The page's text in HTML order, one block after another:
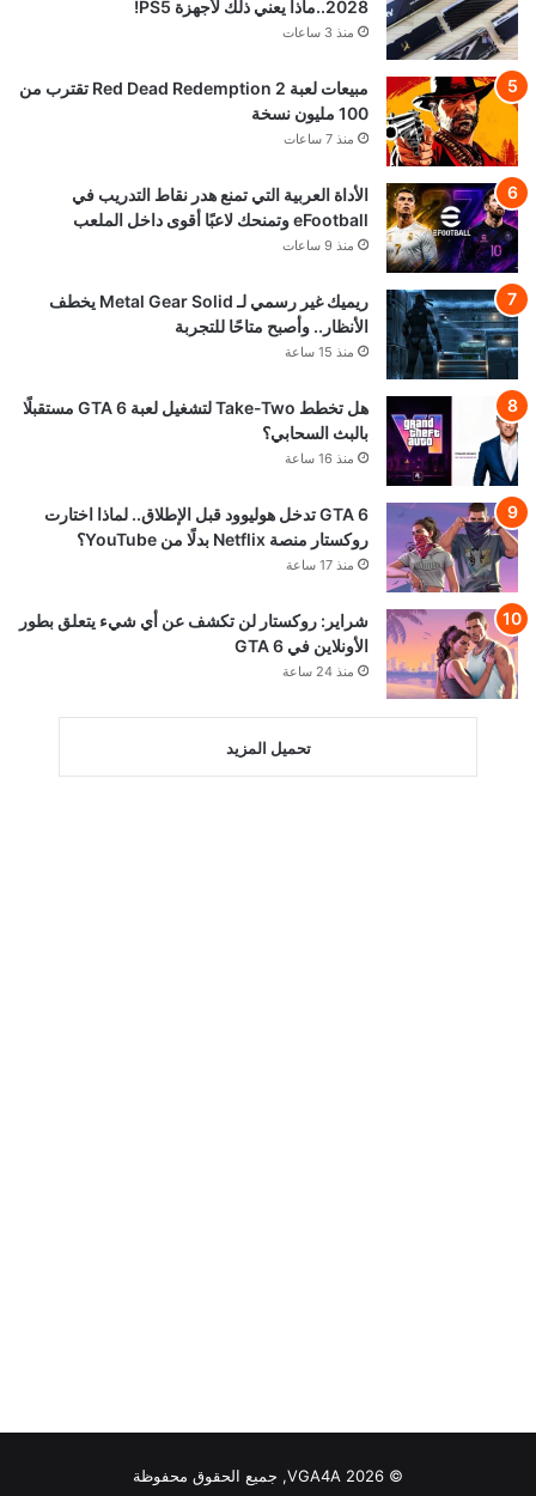
2028..ماذا يعني ذلك لأجهزة PS5!
منذ 3 ساعات
مبيعات لعبة Red Dead Redemption 2 تقترب من
100 مليون نسخة
منذ 7 ساعات
الأداة العربية التي تمنع هدر نقاط التدريب في
eFootball وتمنحك لاعبًا أقوى داخل الملعب
منذ 9 ساعات
ريميك غير رسمي لـ Metal Gear Solid يخطف
الأنظار.. وأصبح متاحًا للتجربة
منذ 15 ساعة
هل تخطط Take-Two لتشغيل لعبة GTA 6 مستقبلًا
بالبث السحابي؟
منذ 16 ساعة
GTA 6 تدخل هوليوود قبل الإطلاق.. لماذا اختارت
روكستار منصة Netflix بدلًا من YouTube؟
منذ 17 ساعة
شراير: روكستار لن تكشف عن أي شيء يتعلق بطور
الأونلاين في GTA 6
منذ 24 ساعة
تحميل المزيد
© VGA4A 2026, جميع الحقوق محفوظة